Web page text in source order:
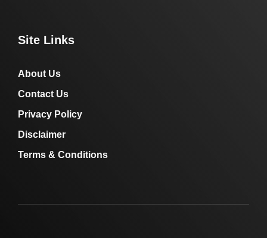
Site Links
About Us
Contact Us
Privacy Policy
Disclaimer
Terms & Conditions